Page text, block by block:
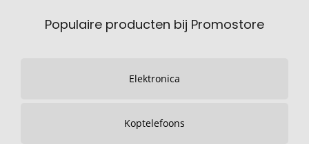
Populaire producten bij Promostore
Elektronica
Koptelefoons